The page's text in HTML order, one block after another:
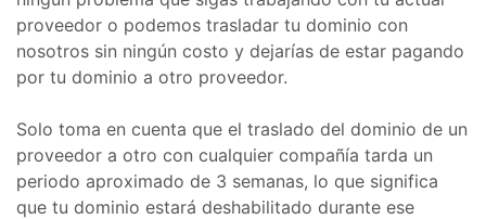
proveedor o podemos trasladar tu dominio con
nosotros sin ningún costo y dejarías de estar pagando
por tu dominio a otro proveedor.
Solo toma en cuenta que el traslado del dominio de un
proveedor a otro con cualquier compañía tarda un
periodo aproximado de 3 semanas, lo que significa
que tu dominio estará deshabilitado durante ese